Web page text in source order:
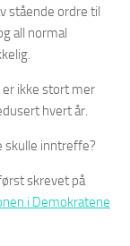
stående ordre til
all normal
ikke stort mer
hvert år.
skulle inntreffe?
skrevet på
i Demokratene